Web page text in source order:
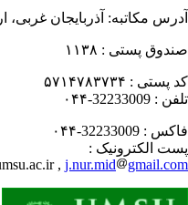
آدرس مکاتبه: آذربایجان
صندوق پستی : ۱۱۳۸
کد پستی : ۵۷۱۴۷۸۳۷۳۴
تلفن : 32233009-۰۴۴
فاکس : 32233009-۰۴۴
پست الکترونیک :
, j.nur.mid gmail.com